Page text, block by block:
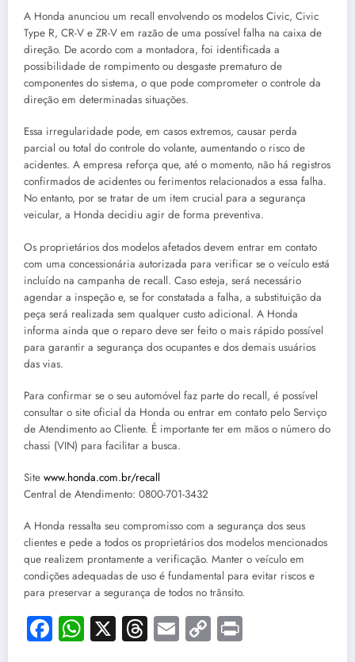
A Honda anunciou um recall envolvendo os modelos Civic, Civic
Type R, CR-V e ZR-V em razão de uma possível falha na caixa de
direção. De acordo com a montadora, foi identificada a
possibilidade de rompimento ou desgaste prematuro de
componentes do sistema, o que pode comprometer o controle da
direção em determinadas situações.
Essa irregularidade pode, em casos extremos, causar perda
parcial ou total do controle do volante, aumentando o risco de
acidentes. A empresa reforça que, até o momento, não há registros
confirmados de acidentes ou ferimentos relacionados a essa falha.
No entanto, por se tratar de um item crucial para a segurança
veicular, a Honda decidiu agir de forma preventiva.
Os proprietários dos modelos afetados devem entrar em contato
com uma concessionária autorizada para verificar se o veículo está
incluído na campanha de recall. Caso esteja, será necessário
agendar a inspeção e, se for constatada a falha, a substituição da
peça será realizada sem qualquer custo adicional. A Honda
informa ainda que o reparo deve ser feito o mais rápido possível
para garantir a segurança dos ocupantes e dos demais usuários
das vias.
Para confirmar se o seu automóvel faz parte do recall, é possível
consultar o site oficial da Honda ou entrar em contato pelo Serviço
de Atendimento ao Cliente. É importante ter em mãos o número do
chassi (VIN) para facilitar a busca.
Site www.honda.com.br/recall
Central de Atendimento: 0800-701-3432
A Honda ressalta seu compromisso com a segurança dos seus
clientes e pede a todos os proprietários dos modelos mencionados
que realizem prontamente a verificação. Manter o veículo em
condições adequadas de uso é fundamental para evitar riscos e
para preservar a segurança de todos no trânsito.
Facebook
WhatsApp
X Threads
Email
Copy